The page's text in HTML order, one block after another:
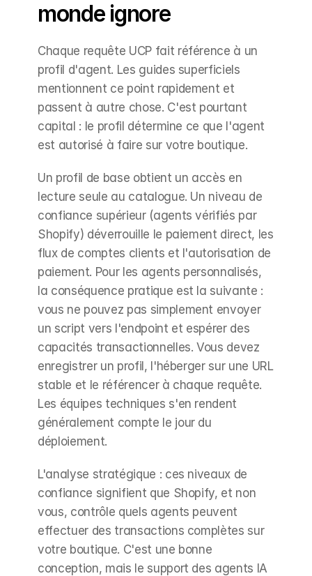
monde ignore
Chaque requête UCP fait référence à un
profil d'agent. Les guides superficiels
mentionnent ce point rapidement et
passent à autre chose. C'est pourtant
capital : le profil détermine ce que l'agent
est autorisé à faire sur votre boutique.
Un profil de base obtient un accès en
lecture seule au catalogue. Un niveau de
confiance supérieur (agents vérifiés par
Shopify) déverrouille le paiement direct, les
flux de comptes clients et l'autorisation de
paiement. Pour les agents personnalisés,
la conséquence pratique est la suivante :
vous ne pouvez pas simplement envoyer
un script vers l'endpoint et espérer des
capacités transactionnelles. Vous devez
enregistrer un profil, l'héberger sur une URL
stable et le référencer à chaque requête.
Les équipes techniques s'en rendent
généralement compte le jour du
déploiement.
L'analyse stratégique : ces niveaux de
confiance signifient que Shopify, et non
vous, contrôle quels agents peuvent
effectuer des transactions complètes sur
votre boutique. C'est une bonne
conception, mais le support des agents IA